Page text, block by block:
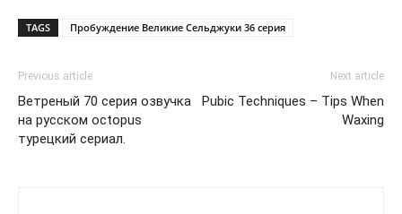
TAGS Пробуждение Великие Сельджуки 36 серия
Previous article
Ветреный 70 серия озвучка
на русском octopus
турецкий сериал.
Next article
Pubic Techniques – Tips When
Waxing